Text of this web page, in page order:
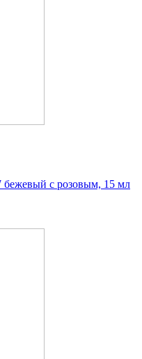
с розовым, 15 мл